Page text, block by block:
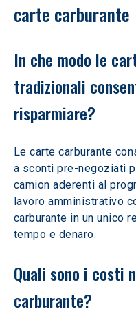
carte carburante
In che modo le
tradizionali
risparmiare?
Le carte carburante
a sconti pre-negoziati
camion aderenti al
lavoro amministrativo
carburante in un unico
tempo e denaro.
Quali sono i costi
carburante?